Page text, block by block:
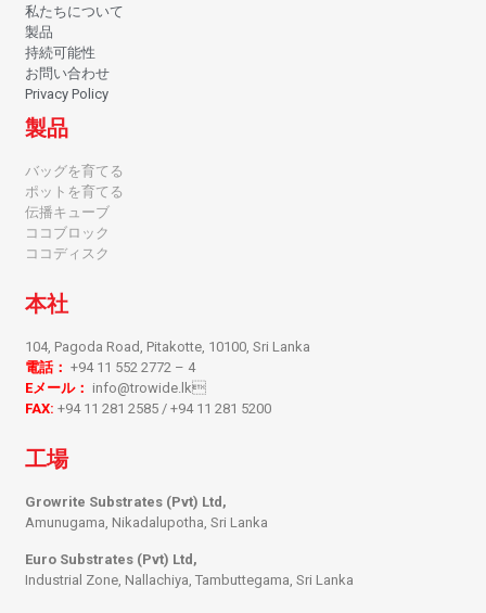
私たちについて
製品
持続可能性
お問い合わせ
Privacy Policy
製品
バッグを育てる
ポットを育てる
伝播キューブ
ココブロック
ココディスク
本社
104, Pagoda Road, Pitakotte, 10100, Sri Lanka
電話： +94 11 552 2772 – 4
Eメール： info@trowide.lk
FAX: +94 11 281 2585 / +94 11 281 5200
工場
Growrite Substrates (Pvt) Ltd,
Amunugama, Nikadalupotha, Sri Lanka
Euro Substrates (Pvt) Ltd,
Industrial Zone, Nallachiya, Tambuttegama, Sri Lanka